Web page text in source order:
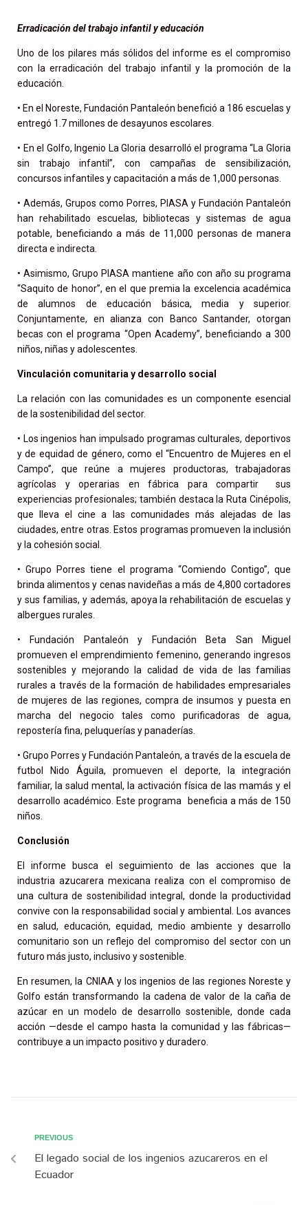
Erradicación del trabajo infantil y educación
Uno de los pilares más sólidos del informe es el compromiso
con la erradicación del trabajo infantil y la promoción de la
educación.
• En el Noreste, Fundación Pantaleón benefició a 186 escuelas y
entregó 1.7 millones de desayunos escolares.
• En el Golfo, Ingenio La Gloria desarrolló el programa “La Gloria
sin trabajo infantil”, con campañas de sensibilización,
concursos infantiles y capacitación a más de 1,000 personas.
• Además, Grupos como Porres, PIASA y Fundación Pantaleón
han rehabilitado escuelas, bibliotecas y sistemas de agua
potable, beneficiando a más de 11,000 personas de manera
directa e indirecta.
• Asimismo, Grupo PIASA mantiene año con año su programa
“Saquito de honor”, en el que premia la excelencia académica
de alumnos de educación básica, media y superior.
Conjuntamente, en alianza con Banco Santander, otorgan
becas con el programa “Open Academy”, beneficiando a 300
niños, niñas y adolescentes.
Vinculación comunitaria y desarrollo social
La relación con las comunidades es un componente esencial
de la sostenibilidad del sector.
• Los ingenios han impulsado programas culturales, deportivos
y de equidad de género, como el “Encuentro de Mujeres en el
Campo”, que reúne a mujeres productoras, trabajadoras
agrícolas y operarias en fábrica para compartir sus
experiencias profesionales; también destaca la Ruta Cinépolis,
que lleva el cine a las comunidades más alejadas de las
ciudades, entre otras. Estos programas promueven la inclusión
y la cohesión social.
• Grupo Porres tiene el programa “Comiendo Contigo”, que
brinda alimentos y cenas navideñas a más de 4,800 cortadores
y sus familias, y además, apoya la rehabilitación de escuelas y
albergues rurales.
• Fundación Pantaleón y Fundación Beta San Miguel
promueven el emprendimiento femenino, generando ingresos
sostenibles y mejorando la calidad de vida de las familias
rurales a través de la formación de habilidades empresariales
de mujeres de las regiones, compra de insumos y puesta en
marcha del negocio tales como purificadoras de agua,
repostería fina, peluquerías y panaderías.
• Grupo Porres y Fundación Pantaleón, a través de la escuela de
futbol Nido Águila, promueven el deporte, la integración
familiar, la salud mental, la activación física de las mamás y el
desarrollo académico. Este programa beneficia a más de 150
niños.
Conclusión
El informe busca el seguimiento de las acciones que la
industria azucarera mexicana realiza con el compromiso de
una cultura de sostenibilidad integral, donde la productividad
convive con la responsabilidad social y ambiental. Los avances
en salud, educación, equidad, medio ambiente y desarrollo
comunitario son un reflejo del compromiso del sector con un
futuro más justo, inclusivo y sostenible.
En resumen, la CNIAA y los ingenios de las regiones Noreste y
Golfo están transformando la cadena de valor de la caña de
azúcar en un modelo de desarrollo sostenible, donde cada
acción —desde el campo hasta la comunidad y las fábricas—
contribuye a un impacto positivo y duradero.
PREVIOUS
El legado social de los ingenios azucareros en el
Ecuador